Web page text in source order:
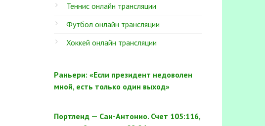
Теннис онлайн трансляции
Футбол онлайн трансляции
Хоккей онлайн трансляции
Раньери: «Если президент недоволен
мной, есть только один выход»
Портленд — Сан-Антонио. Счет 105:116,